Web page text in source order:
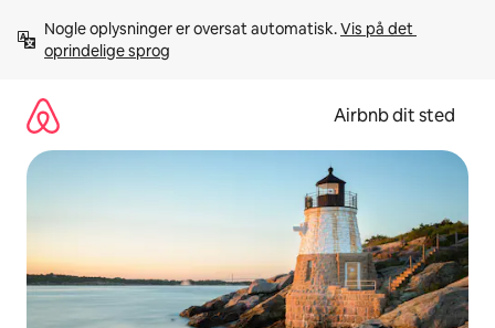
videre
Nogle oplysninger er oversat automatisk. Vis på det
oprindelige sprog
Airbnb dit sted